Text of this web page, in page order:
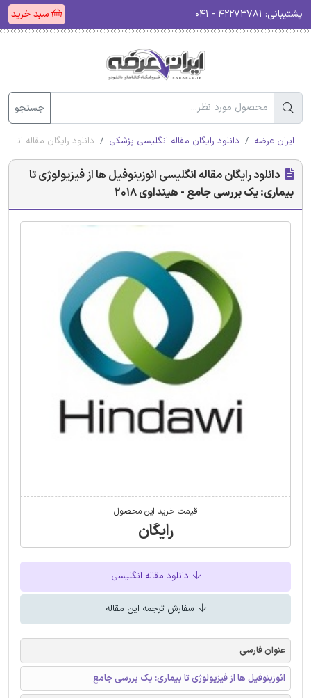
پشتیبانی: سبد خرید
جستجو
ایران عرضه دانلود رایگان مقاله انگلیسی پزشکی دانلود رایگان مقاله
دانلود رایگان مقاله انگلیسی ائوزینوفیل ها از فیزیولوژی تا
بیماری: یک بررسی جامع - هینداوی 2018
قیمت خرید این محصول
رایگان
دانلود مقاله انگلیسی
سفارش ترجمه این مقاله
عنوان فارسی
ائوزینوفیل ها از فیزیولوژی تا بیماری: یک بررسی جامع